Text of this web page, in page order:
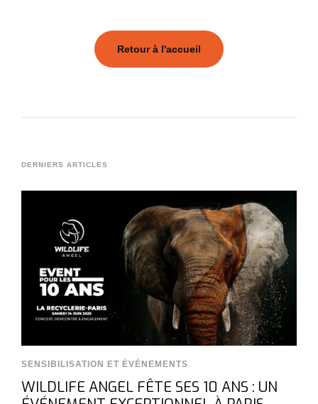
Retour à l'accueil
DERNIERS ARTICLES
SENSIBILISATION ET ÉVÉNEMENTS
WILDLIFE ANGEL FÊTE SES 10 ANS : UN